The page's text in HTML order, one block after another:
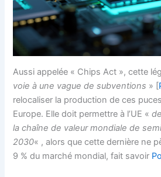
Aussi appelée « Chips Act », cette
voie à une vague de subventions » [
relocaliser la production de ces
Europe. Elle doit permettre à l’UE «
la chaîne de valeur mondiale de
2030« , alors que cette dernière ne
9 % du marché mondial, fait savoir